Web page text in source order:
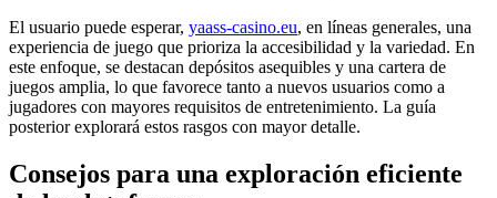
El usuario puede esperar, yaass-casino.eu, en líneas generales, una
experiencia de juego que prioriza la accesibilidad y la variedad. En
este enfoque, se destacan depósitos asequibles y una cartera de
juegos amplia, lo que favorece tanto a nuevos usuarios como a
jugadores con mayores requisitos de entretenimiento. La guía
posterior explorará estos rasgos con mayor detalle.
Consejos para una exploración eficiente